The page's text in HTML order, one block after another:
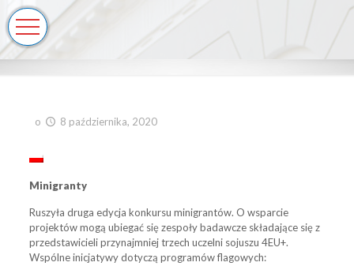
o 8 października, 2020
Minigranty
Ruszyła druga edycja konkursu minigrantów. O wsparcie
projektów mogą ubiegać się zespoły badawcze składające się z
przedstawicieli przynajmniej trzech uczelni sojuszu 4EU+.
Wspólne inicjatywy dotyczą programów flagowych: